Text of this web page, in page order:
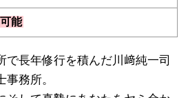
能
で長年修行を積んだ川﨑純一司
務所。